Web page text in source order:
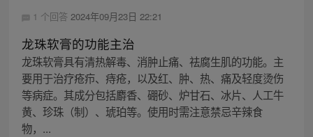
1 个回答 2024年09月23日 22:21
龙珠软膏的功能主治
龙珠软膏具有清热解毒、消肿止痛、祛腐生肌的功能。主
要用于治疗疮疖、痔疮，以及红、肿、热、痛及轻度烫伤
等病症。其成分包括麝香、硼砂、炉甘石、冰片、人工牛
黄、珍珠（制）、琥珀等。使用时需注意禁忌辛辣食
物，...